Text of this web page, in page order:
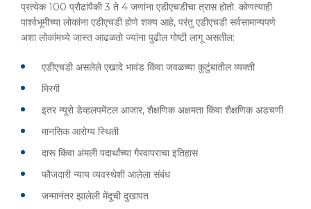
प्रत्येक 100 प्रौढांपैकी 3 ते 4 जणांना एडीएचडीचा त्रास होतो. कोणत्याही
पार्श्वभूमीच्या लोकांना एडीएचडी होणे शक्य आहे, परंतु एडीएचडी सर्वसामान्यपणे
अशा लोकांमध्ये जास्त आढळतो ज्यांना पुढील गोष्टी लागू असतील:
एडीएचडी असलेले एखादे भावंड किंवा जवळच्या कुटुंबातील व्यक्ती
मिरगी
इतर न्यूरो डेव्हलपमेंटल आजार, शैक्षणिक अक्षमता किंवा शैक्षणिक अडचणी
मानसिक आरोग्य स्थिती
दारू किंवा अंमली पदार्थांच्या गैरवापराचा इतिहास
फौजदारी न्याय व्यवस्थेशी आलेला संबंध
जन्मानंतर झालेली मेंदूची दुखापत